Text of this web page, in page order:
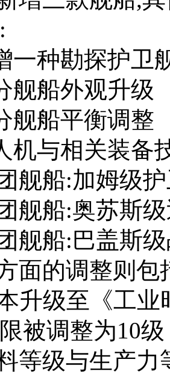
一种勘探护卫
舰船外观升级
舰船平衡调整
机与相关装备
舰船:加姆级
舰船:奥苏斯
舰船:巴盖斯
面的调整则包
升级至《工
被调整为10级
等级与生产力